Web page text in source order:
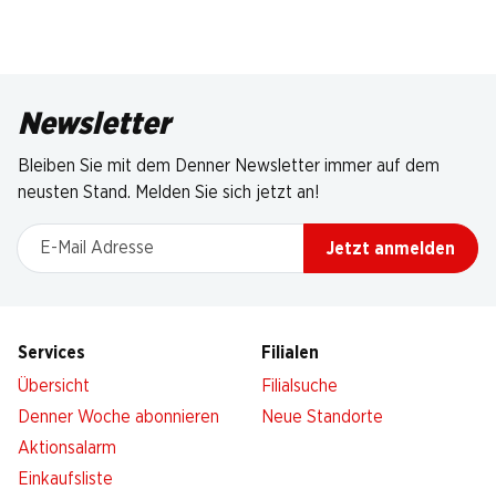
Newsletter
Bleiben Sie mit dem Denner Newsletter immer auf dem
neusten Stand. Melden Sie sich jetzt an!
E-Mail Adresse
Jetzt anmelden
Services
Übersicht
Denner Woche abonnieren
Aktionsalarm
Einkaufsliste
Filialen
Filialsuche
Neue Standorte